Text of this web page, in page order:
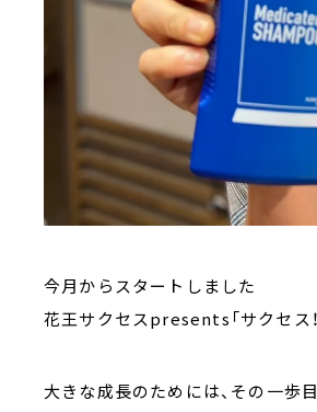
今月からスタートしました
花王サクセスpresents「サクセス！
大きな成長のためには、その一歩